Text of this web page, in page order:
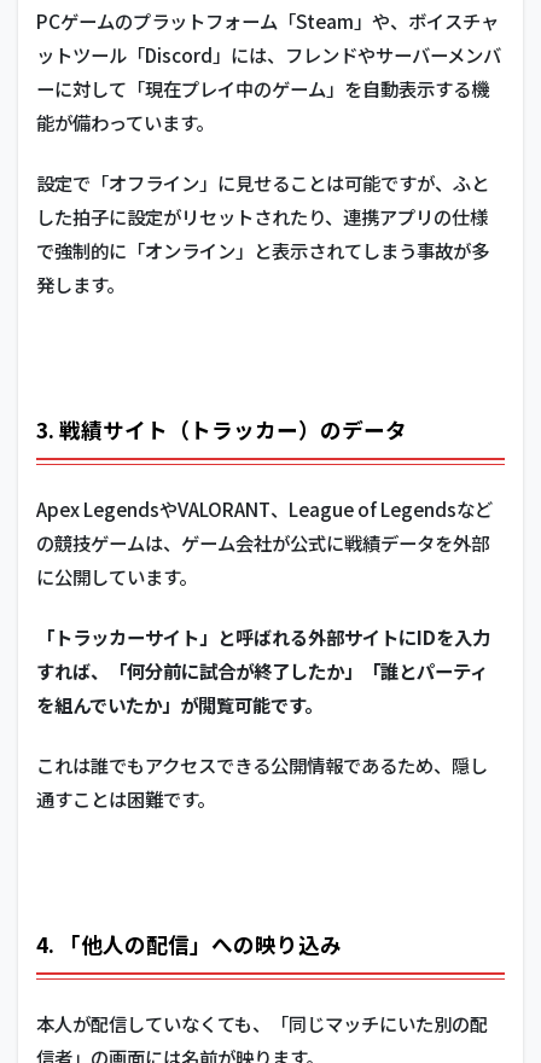
PCゲームのプラットフォーム「Steam」や、ボイスチャ
ットツール「Discord」には、フレンドやサーバーメンバ
ーに対して「現在プレイ中のゲーム」を自動表示する機
能が備わっています。
設定で「オフライン」に見せることは可能ですが、ふと
した拍子に設定がリセットされたり、連携アプリの仕様
で強制的に「オンライン」と表示されてしまう事故が多
発します。
3. 戦績サイト（トラッカー）のデータ
Apex LegendsやVALORANT、League of Legendsなど
の競技ゲームは、ゲーム会社が公式に戦績データを外部
に公開しています。
「トラッカーサイト」と呼ばれる外部サイトにIDを入力
すれば、「何分前に試合が終了したか」「誰とパーティ
を組んでいたか」が閲覧可能です。
これは誰でもアクセスできる公開情報であるため、隠し
通すことは困難です。
4. 「他人の配信」への映り込み
本人が配信していなくても、「同じマッチにいた別の配
信者」の画面には名前が映ります。